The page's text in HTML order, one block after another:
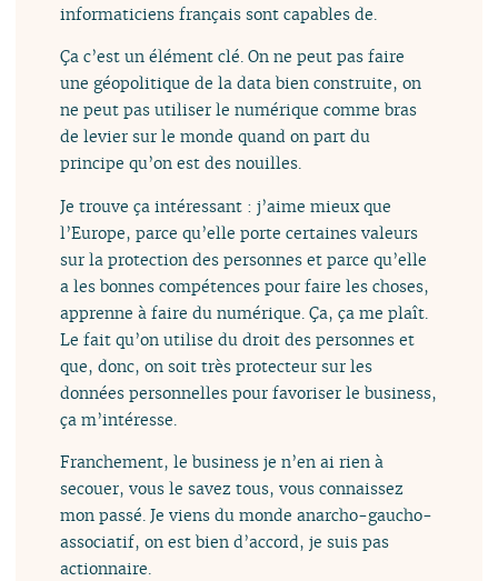
informaticiens français sont capables de.
Ça c’est un élément clé. On ne peut pas faire
une géopolitique de la data bien construite, on
ne peut pas utiliser le numérique comme bras
de levier sur le monde quand on part du
principe qu’on est des nouilles.
Je trouve ça intéressant : j’aime mieux que
l’Europe, parce qu’elle porte certaines valeurs
sur la protection des personnes et parce qu’elle
a les bonnes compétences pour faire les choses,
apprenne à faire du numérique. Ça, ça me plaît.
Le fait qu’on utilise du droit des personnes et
que, donc, on soit très protecteur sur les
données personnelles pour favoriser le business,
ça m’intéresse.
Franchement, le business je n’en ai rien à
secouer, vous le savez tous, vous connaissez
mon passé. Je viens du monde anarcho-gaucho-
associatif, on est bien d’accord, je suis pas
actionnaire.